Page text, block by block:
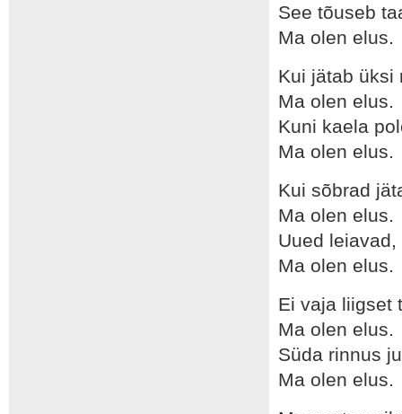
See tõuseb
Ma olen elus.
Kui jätab üksi
Ma olen elus.
Kuni kaela
Ma olen elus.
Kui sõbrad
Ma olen elus.
Uued
Ma olen elus.
Ei vaja liigset
Ma olen elus.
Süda rinnus
Ma olen elus.